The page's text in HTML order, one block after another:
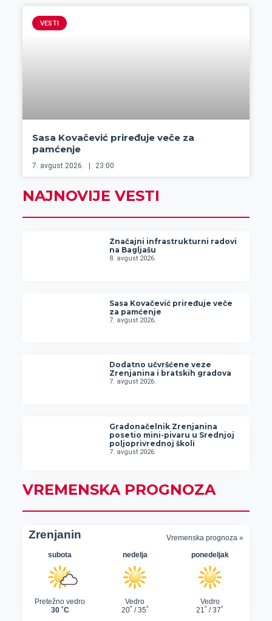
VESTI
Sasa Kovačević priređuje veče za
pamćenje
7. avgust 2026. 23:00
NAJNOVIJE VESTI
Značajni infrastrukturni radovi
na Bagljašu
8. avgust 2026.
Sasa Kovačević priređuje veče
za pamćenje
7. avgust 2026.
Dodatno učvršćene veze
Zrenjanina i bratskih gradova
7. avgust 2026.
Gradonačelnik Zrenjanina
posetio mini-pivaru u Srednjoj
poljoprivrednoj školi
7. avgust 2026.
VREMENSKA PROGNOZA